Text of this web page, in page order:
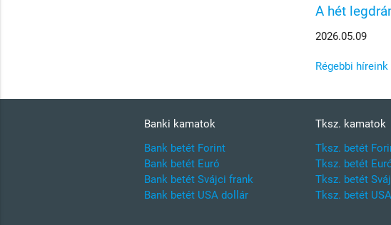
A hét
2026.05.09
Régebbi híreink
Banki kamatok
Bank betét Forint
Bank betét Euró
Bank betét Svájci frank
Bank betét USA dollár
Tksz. kamatok
Tksz. betét
Tksz. betét
Tksz. betét
Tksz. betét